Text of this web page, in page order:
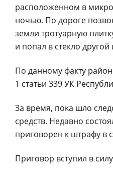
расположенном в
ночью. По дороге
земли тротуарную
и попал в стекло
По данному факту
1 статьи 339 УК
За время, пока шло
средств. Недавно
приговорен к штрафу в
Приговор вступил в